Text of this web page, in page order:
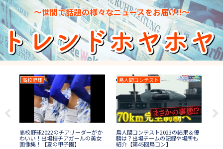
～世間で話題の様々なニュースをお届け!!～
高校野球
高校野球2022のチアリーダーがか
わいい！出場校チアガールの美女
画像集！【夏の甲子園】
鳥人間コンテスト
鳥人間コンテスト2023の結果＆優
勝は？出場チームの記録や場所も
紹介【第45回鳥コン】